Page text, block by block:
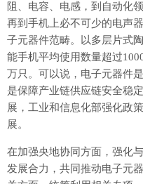
阻、电容、电感，到自动化
再到手机上必不可少的电声
子元器件范畴。以多层片式
能手机平均使用数量超过
万只。可以说，电子元器件
是保障产业链供应链安全稳
展，工业和信息化部强化政
展。
在加强央地协同方面，强化
发展合力，共同推动电子元